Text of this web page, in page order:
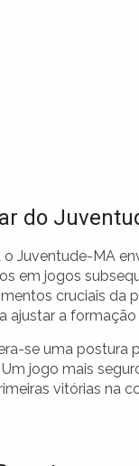
do
o Juventude-MA
em jogos
cruciais da
ajustar a
se uma
jogo mais
vitórias na